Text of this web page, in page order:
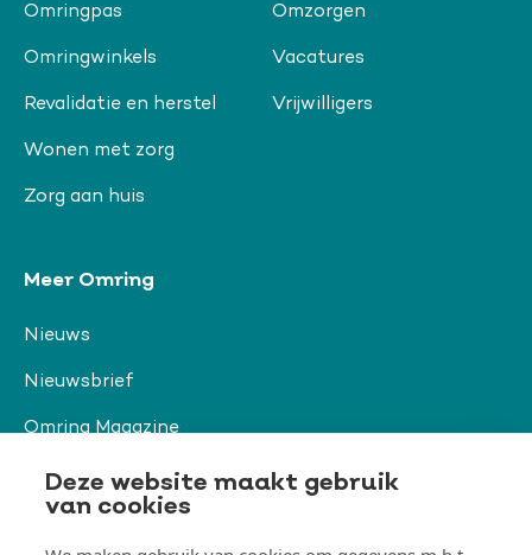
Deze website maakt gebruik
van cookies
Omringpas
Omringwinkels
Revalidatie en herstel
Wonen met zorg
Zorg aan huis
Omzorgen
Vacatures
Vrijwilligers
Meer Omring
Nieuws
Nieuwsbrief
Omring Magazine
Verwijzers